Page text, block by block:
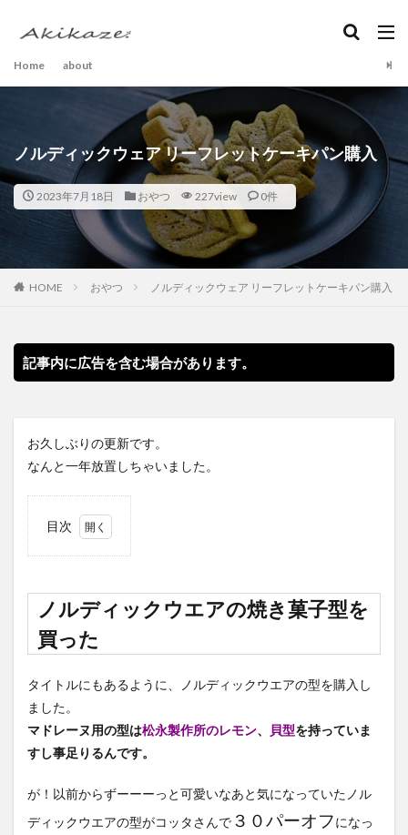
Home about
ノルディックウェア リーフレットケーキパン購入
2023年7月18日 おやつ 227view 0件
HOME おやつ ノルディックウェア リーフレットケーキパン購入
記事内に広告を含む場合があります。
お久しぶりの更新です。
なんと一年放置しちゃいました。
目次
ック
ウエ
アの
焼き
型を
た
抹茶
レー
焼い
ノルディックウエアの焼き菓子型を
買った
タイトルにもあるように、ノルディックウエアの型を購入し
ました。
マドレーヌ用の型は松永製作所のレモン、 貝型を持っていま
すし事足りるんです。
が！以前からずーーーっと可愛いなあと気になっていたノル
ディックウエアの型がコッタさんで ３０パーオフになっ